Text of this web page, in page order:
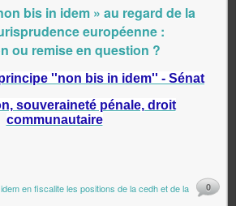
bis in idem » au regard de la
européenne :
ou remise en question ?
''non bis in idem'' - Sénat
souveraineté pénale, droit
communautaire
en fiscalite les positions de la cedh et de la 0